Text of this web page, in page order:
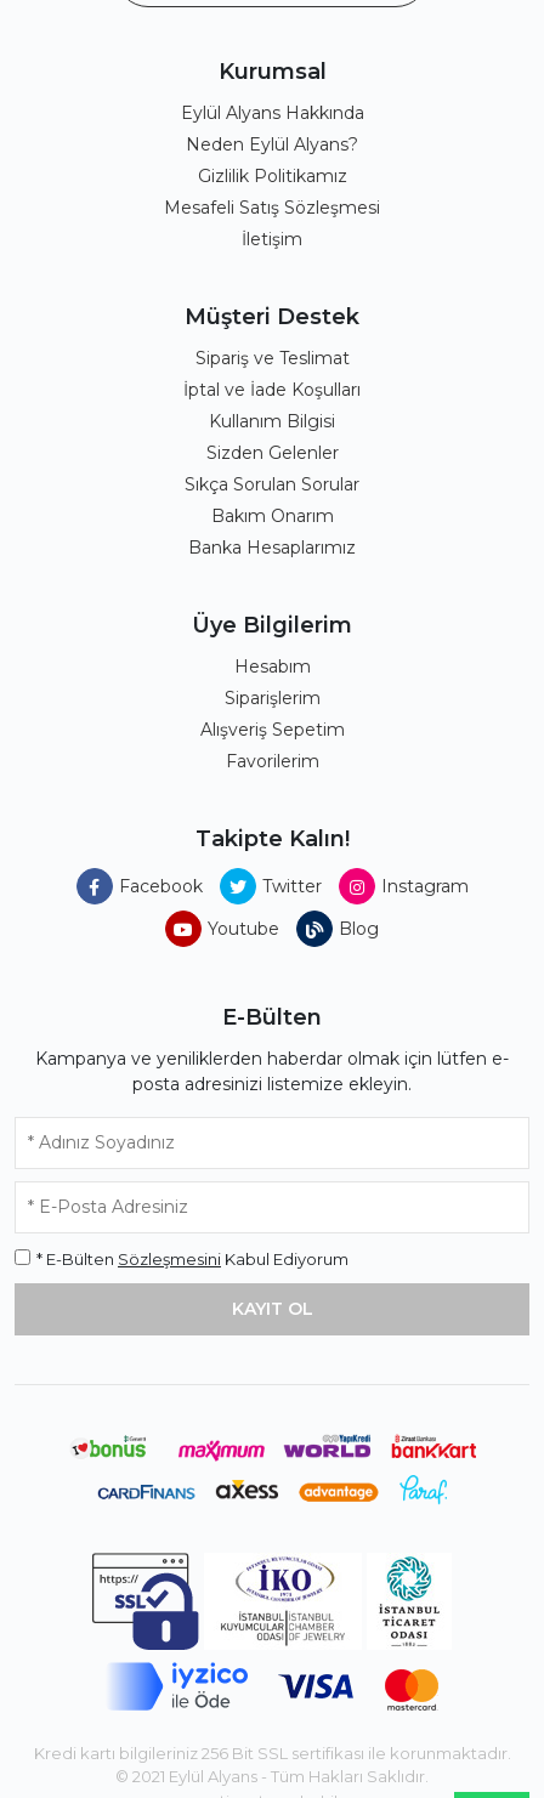
Kurumsal
Eylül Alyans Hakkında
Neden Eylül Alyans?
Gizlilik Politikamız
Mesafeli Satış Sözleşmesi
İletişim
Müşteri Destek
Sipariş ve Teslimat
İptal ve İade Koşulları
Kullanım Bilgisi
Sizden Gelenler
Sıkça Sorulan Sorular
Bakım Onarım
Banka Hesaplarımız
Üye Bilgilerim
Hesabım
Siparişlerim
Alışveriş Sepetim
Favorilerim
Takipte Kalın!
Facebook Twitter
Instagram
Youtube
Blog
E-Bülten
Kampanya ve yeniliklerden haberdar olmak için lütfen e-
posta adresinizi listemize ekleyin.
* E-Bülten Sözleşmesini Kabul Ediyorum
Kredi kartı bilgileriniz 256 Bit SSL sertifikası ile korunmaktadır.
© 2021 Eylül Alyans - Tüm Hakları Saklıdır.